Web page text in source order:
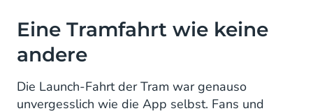
Eine Tramfahrt wie keine
andere
Die Launch-Fahrt der Tram war genauso
unvergesslich wie die App selbst. Fans und